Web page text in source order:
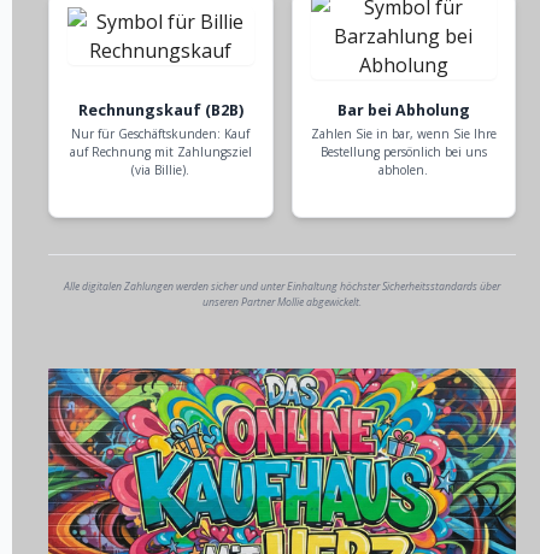
Rechnungskauf (B2B)
Nur für Geschäftskunden: Kauf
auf Rechnung mit Zahlungsziel
(via Billie).
Bar bei Abholung
Zahlen Sie in bar, wenn Sie Ihre
Bestellung persönlich bei uns
abholen.
Alle digitalen Zahlungen werden sicher und unter Einhaltung höchster Sicherheitsstandards über
unseren Partner Mollie abgewickelt.